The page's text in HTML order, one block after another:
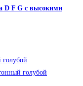
D F G с высокими